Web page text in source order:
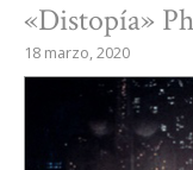
«Distopía»
18 marzo, 2020